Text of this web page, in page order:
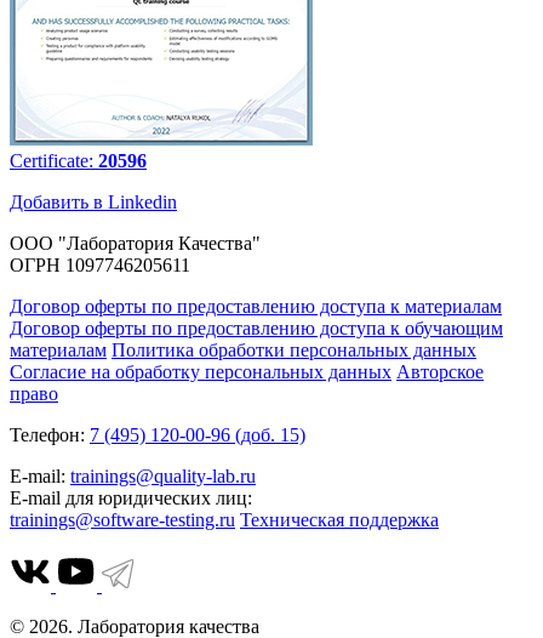
Certificate: 20596
Добавить в Linkedin
ООО "Лаборатория Качества"
ОГРН 1097746205611
Договор оферты по предоставлению доступа к материалам
Договор оферты по предоставлению доступа к обучающим
материалам Политика обработки персональных данных
Согласие на обработку персональных данных Авторское
право
Телефон: 7 (495) 120-00-96 (доб. 15)
E-mail: trainings@quality-lab.ru
E-mail для юридических лиц:
trainings@software-testing.ru Техническая поддержка
© 2026. Лаборатория качества